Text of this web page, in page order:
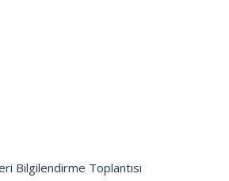
Bilgilendirme Toplantısı